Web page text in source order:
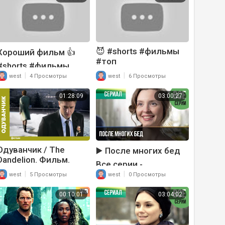
Filmegator
фильм 👍
#фильмы
west 4 Просмотры
😈 #shorts #фильмы
#топ
west 6 Просмотры
01:28:09
/ The
Фильм.
Фильмы о
Мелодрама
west 5 Просмотры
03:00:27
▶️ После многих бед
Все серии -
Мелодрама | Фильмы
мелодрамы
west 0 Просмотры
00:10:01 03:04:02